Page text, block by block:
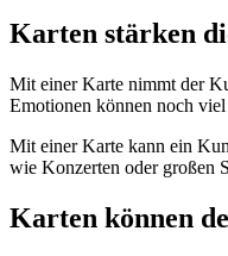
Karten stärken
Mit einer Karte nimmt der
Emotionen können noch
Mit einer Karte kann ein
wie Konzerten oder großen
Karten können